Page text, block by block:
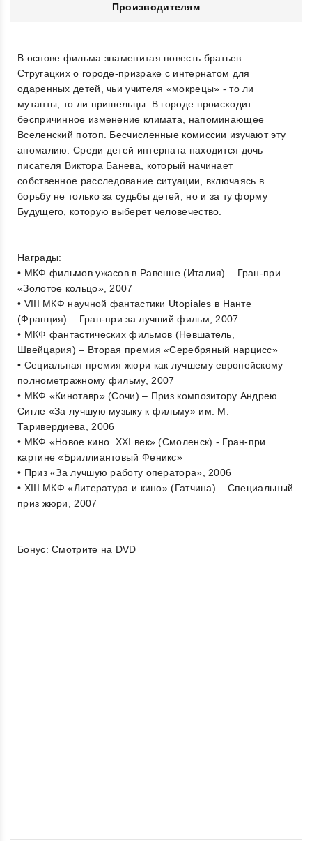
Производителям
В основе фильма знаменитая повесть братьев
Стругацких о городе-призраке с интернатом для
одаренных детей, чьи учителя «мокрецы» - то ли
мутанты, то ли пришельцы. В городе происходит
беспричинное изменение климата, напоминающее
Вселенский потоп. Бесчисленные комиссии изучают эту
аномалию. Среди детей интерната находится дочь
писателя Виктора Банева, который начинает
собственное расследование ситуации, включаясь в
борьбу не только за судьбы детей, но и за ту форму
Будущего, которую выберет человечество.
Награды:
• МКФ фильмов ужасов в Равенне (Италия) – Гран-при
«Золотое кольцо», 2007
• VIII МКФ научной фантастики Utopiales в Нанте
(Франция) – Гран-при за лучший фильм, 2007
• МКФ фантастических фильмов (Невшатель,
Швейцария) – Вторая премия «Серебряный нарцисс»
• Сециальная премия жюри как лучшему европейскому
полнометражному фильму, 2007
• МКФ «Кинотавр» (Сочи) – Приз композитору Андрею
Сигле «За лучшую музыку к фильму» им. М.
Таривердиева, 2006
• МКФ «Новое кино. XXI век» (Смоленск) - Гран-при
картине «Бриллиантовый Феникс»
• Приз «За лучшую работу оператора», 2006
• XIII МКФ «Литература и кино» (Гатчина) – Специальный
приз жюри, 2007
Бонус: Смотрите на DVD